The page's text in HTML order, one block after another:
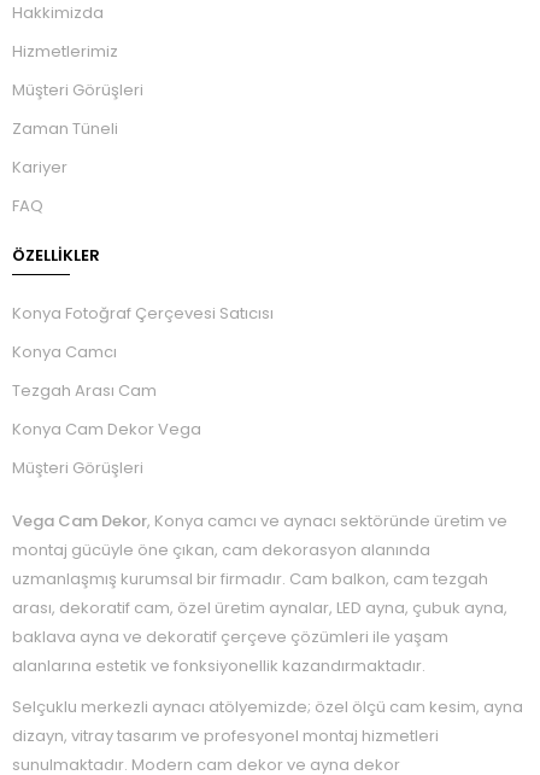
Hakkimizda
Hizmetlerimiz
Müşteri Görüşleri
Zaman Tüneli
Kariyer
FAQ
ÖZELLIKLER
Konya Fotoğraf Çerçevesi Satıcısı
Konya Camcı
Tezgah Arası Cam
Konya Cam Dekor Vega
Müşteri Görüşleri
Vega Cam Dekor, Konya camcı ve aynacı sektöründe üretim ve
montaj gücüyle öne çıkan, cam dekorasyon alanında
uzmanlaşmış kurumsal bir firmadır. Cam balkon, cam tezgah
arası, dekoratif cam, özel üretim aynalar, LED ayna, çubuk ayna,
baklava ayna ve dekoratif çerçeve çözümleri ile yaşam
alanlarına estetik ve fonksiyonellik kazandırmaktadır.
Selçuklu merkezli aynacı atölyemizde; özel ölçü cam kesim, ayna
dizayn, vitray tasarım ve profesyonel montaj hizmetleri
sunulmaktadır. Modern cam dekor ve ayna dekor